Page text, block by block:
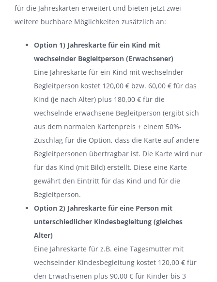
für die Jahreskarten erweitert und bieten jetzt zwei
weitere buchbare Möglichkeiten zusätzlich an:
Option 1) Jahreskarte für ein Kind mit
wechselnder Begleitperson (Erwachsener)
Eine Jahreskarte für ein Kind mit wechselnder
Begleitperson kostet 120,00 € bzw. 60,00 € für das
Kind (je nach Alter) plus 180,00 € für die
wechselnde erwachsene Begleitperson (ergibt sich
aus dem normalen Kartenpreis + einem 50%-
Zuschlag für die Option, dass die Karte auf andere
Begleitpersonen übertragbar ist. Die Karte wird nur
für das Kind (mit Bild) erstellt. Diese eine Karte
gewährt den Eintritt für das Kind und für die
Begleitperson.
Option 2) Jahreskarte für eine Person mit
unterschiedlicher Kindesbegleitung (gleiches
Alter)
Eine Jahreskarte für z.B. eine Tagesmutter mit
wechselnder Kindesbegleitung kostet 120,00 € für
den Erwachsenen plus 90,00 € für Kinder bis 3